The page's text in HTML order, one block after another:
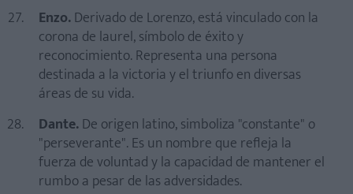
Enzo.Derivado de Lorenzo, está vinculado con la
corona de laurel, símbolo de éxito y
reconocimiento. Representa una persona
destinada a la victoria y el triunfo en diversas
áreas de su vida.
Dante.De origen latino, simboliza "constante" o
"perseverante". Es un nombre que refleja la
fuerza de voluntad y la capacidad de mantener el
rumbo a pesar de las adversidades.